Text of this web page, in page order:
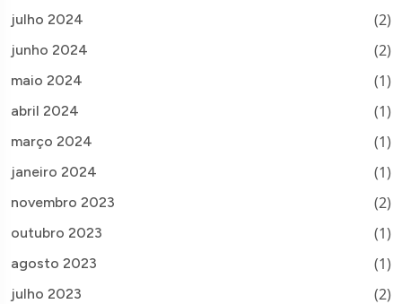
julho 2024 (2)
junho 2024 (2)
maio 2024 (1)
abril 2024 (1)
março 2024 (1)
janeiro 2024 (1)
novembro 2023 (2)
outubro 2023 (1)
agosto 2023 (1)
julho 2023 (2)